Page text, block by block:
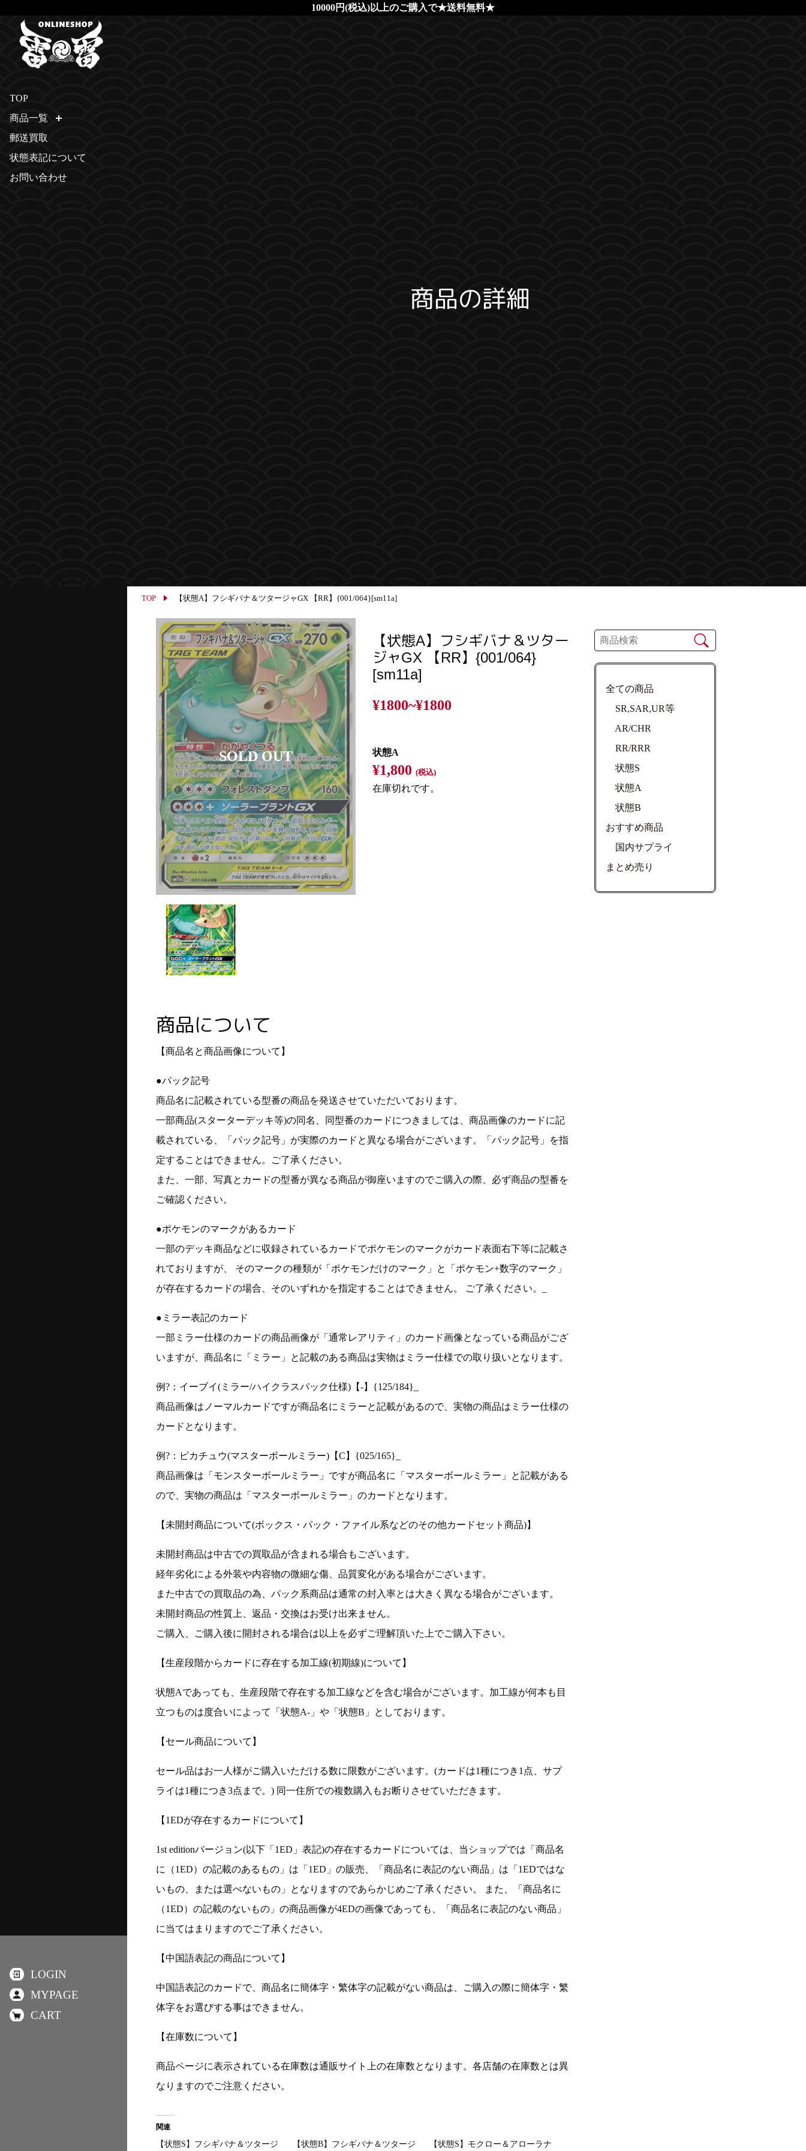
10000円(税込)以上のご購入で★送料無料★
商品の詳細
TOP 【状態A】フシギバナ＆ツタージャGX 【RR】{001/064}[sm11a]
【状態A】フシギバナ＆ツター
ジャGX 【RR】{001/064}
[sm11a]
¥1800~¥1800
状態A
¥1,800(税込)
在庫切れです。
商品について
【商品名と商品画像について】
●パック記号
商品名に記載されている型番の商品を発送させていただいております。
一部商品(スターターデッキ等)の同名、同型番のカードにつきましては、商品画像のカードに記
載されている、「パック記号」が実際のカードと異なる場合がございます。「パック記号」を指
定することはできません。ご了承ください。
また、一部、写真とカードの型番が異なる商品が御座いますのでご購入の際、必ず商品の型番を
ご確認ください。
●ポケモンのマークがあるカード
一部のデッキ商品などに収録されているカードでポケモンのマークがカード表面右下等に記載さ
れておりますが、 そのマークの種類が「ポケモンだけのマーク」と「ポケモン+数字のマーク」
が存在するカードの場合、そのいずれかを指定することはできません。 ご了承ください。_
●ミラー表記のカード
一部ミラー仕様のカードの商品画像が「通常レアリティ」のカード画像となっている商品がござ
いますが、商品名に「ミラー」と記載のある商品は実物はミラー仕様での取り扱いとなります。
例?：イーブイ(ミラー/ハイクラスパック仕様)【-】{125/184}_
商品画像はノーマルカードですが商品名にミラーと記載があるので、実物の商品はミラー仕様の
カードとなります。
例?：ピカチュウ(マスターボールミラー)【C】{025/165}_
商品画像は「モンスターボールミラー」ですが商品名に「マスターボールミラー」と記載がある
ので、実物の商品は「マスターボールミラー」のカードとなります。
【未開封商品について(ボックス・パック・ファイル系などのその他カードセット商品)】
未開封商品は中古での買取品が含まれる場合もございます。
経年劣化による外装や内容物の微細な傷、品質変化がある場合がございます。
また中古での買取品の為、パック系商品は通常の封入率とは大きく異なる場合がございます。
未開封商品の性質上、返品・交換はお受け出来ません。
ご購入、ご購入後に開封される場合は以上を必ずご理解頂いた上でご購入下さい。
【生産段階からカードに存在する加工線(初期線)について】
状態Aであっても、生産段階で存在する加工線などを含む場合がございます。加工線が何本も目
立つものは度合いによって「状態A-」や「状態B」としております。
【セール商品について】
セール品はお一人様がご購入いただける数に限数がございます。(カードは1種につき1点、サプ
ライは1種につき3点まで。) 同一住所での複数購入もお断りさせていただきます。
【1EDが存在するカードについて】
1st editionバージョン(以下「1ED」表記)の存在するカードについては、当ショップでは「商品名
に（1ED）の記載のあるもの」は「1ED」の販売、「商品名に表記のない商品」は「1EDではな
いもの、または選べないもの」となりますのであらかじめご了承ください。 また、「商品名に
（1ED）の記載のないもの」の商品画像が4EDの画像であっても、「商品名に表記のない商品」
に当てはまりますのでご了承ください。
【中国語表記の商品について】
中国語表記のカードで、商品名に簡体字・繁体字の記載がない商品は、ご購入の際に簡体字・繁
体字をお選びする事はできません。
【在庫数について】
商品ページに表示されている在庫数は通販サイト上の在庫数となります。各店舗の在庫数とは異
なりますのでご注意ください。
関連
【状態S】フシギバナ＆ツタージ 【状態B】フシギバナ＆ツタージ 【状態S】モクロー＆アローラナ
全ての商品
SR,SAR,UR等
AR/CHR
RR/RRR
状態S
状態A
状態B
おすすめ商品
国内サプライ
まとめ売り
TOP
商品一覧
郵送買取
状態表記について
お問い合わせ
LOGIN
MYPAGE
CART